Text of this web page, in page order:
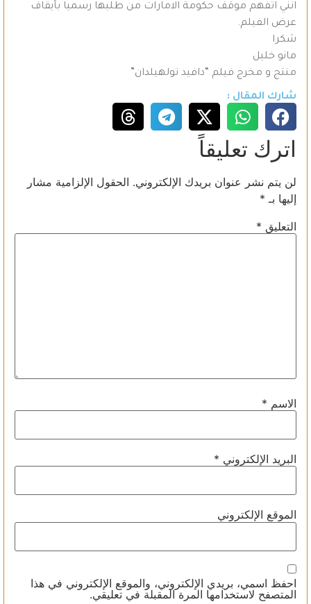
انني اتفهم موقف حكومة الامارات من طلبها رسميا بأيقاف
عرض الفيلم.
شكرا
مانو خليل
منتج و مخرج فيلم “دافيد تولهيلدان”
شارك المقال :
اترك تعليقاً
لن يتم نشر عنوان بريدك الإلكتروني. الحقول الإلزامية مشار
إليها بـ *
التعليق *
الاسم *
البريد الإلكتروني *
الموقع الإلكتروني
احفظ اسمي، بريدي الإلكتروني، والموقع الإلكتروني في هذا
المتصفح لاستخدامها المرة المقبلة في تعليقي.